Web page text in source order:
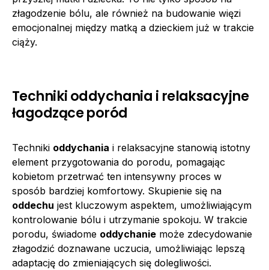
złagodzenie bólu, ale również na budowanie więzi
emocjonalnej między matką a dzieckiem już w trakcie
ciąży.
Techniki oddychania i relaksacyjne
łagodzące poród
Techniki oddychania i relaksacyjne stanowią istotny
element przygotowania do porodu, pomagając
kobietom przetrwać ten intensywny proces w
sposób bardziej komfortowy. Skupienie się na
oddechu jest kluczowym aspektem, umożliwiającym
kontrolowanie bólu i utrzymanie spokoju. W trakcie
porodu, świadome oddychanie może zdecydowanie
złagodzić doznawane uczucia, umożliwiając lepszą
adaptację do zmieniających się dolegliwości.